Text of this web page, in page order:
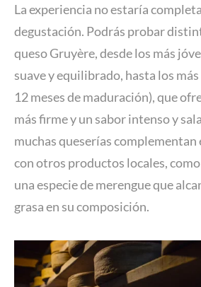
La experiencia no estaría
degustación. Podrás probar
queso Gruyère, desde los más
suave y equilibrado, hasta los
12 meses de maduración), que
más firme y un sabor intenso y
muchas queserías complementan
con otros productos locales,
una especie de merengue que
grasa en su composición.